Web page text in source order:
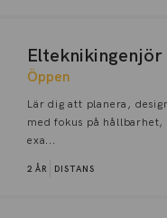
Elteknikingenjör
Öppen
Lär dig att planera,
med fokus på
exa...
2 ÅR DISTANS